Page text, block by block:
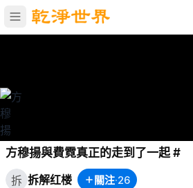
方穆揚與費霓真正的走到了一起 #
拆 拆解红楼 關注·26